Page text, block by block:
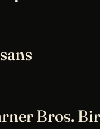
Bros.